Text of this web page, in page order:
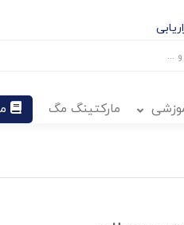
مارکتینگ مگ